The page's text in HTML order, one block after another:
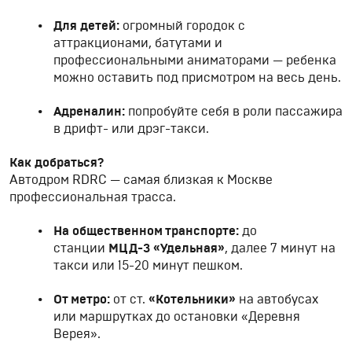
Для детей: огромный городок с
аттракционами, батутами и
профессиональными аниматорами — ребенка
можно оставить под присмотром на весь день.
Адреналин: попробуйте себя в роли пассажира
в дрифт- или дрэг-такси.
Как добраться?
Автодром RDRC — самая близкая к Москве
профессиональная трасса.
На общественном транспорте: до
станции МЦД-3 «Удельная», далее 7 минут на
такси или 15-20 минут пешком.
От метро: от ст. «Котельники» на автобусах
или маршрутках до остановки «Деревня
Верея».